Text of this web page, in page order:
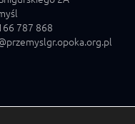
787 868